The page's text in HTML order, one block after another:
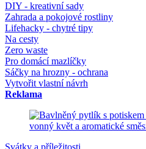
DIY - kreativní sady
Zahrada a pokojové rostliny
Lifehacky - chytré tipy
Na cesty
Zero waste
Pro domácí mazlíčky
Sáčky na hrozny - ochrana
Vytvořit vlastní návrh
Reklama
Svátky a příležitosti